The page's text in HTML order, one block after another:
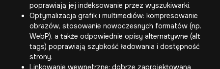
poprawiają jej indeksowanie przez wyszukiwarki.
Optymalizacja grafik i multimediów: kompresowanie
obrazów, stosowanie nowoczesnych formatów (np.
WebP), a także odpowiednie opisy alternatywne (alt
tags) poprawiają szybkość ładowania i dostępność
strony.
Linkowanie wewnętrzne: dobrze zaprojektowana